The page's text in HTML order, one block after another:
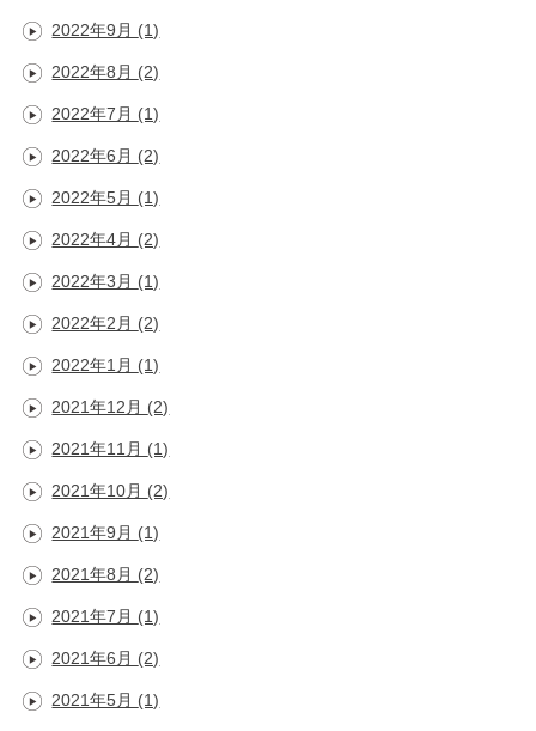
2022年9月 (1)
2022年8月 (2)
2022年7月 (1)
2022年6月 (2)
2022年5月 (1)
2022年4月 (2)
2022年3月 (1)
2022年2月 (2)
2022年1月 (1)
2021年12月 (2)
2021年11月 (1)
2021年10月 (2)
2021年9月 (1)
2021年8月 (2)
2021年7月 (1)
2021年6月 (2)
2021年5月 (1)